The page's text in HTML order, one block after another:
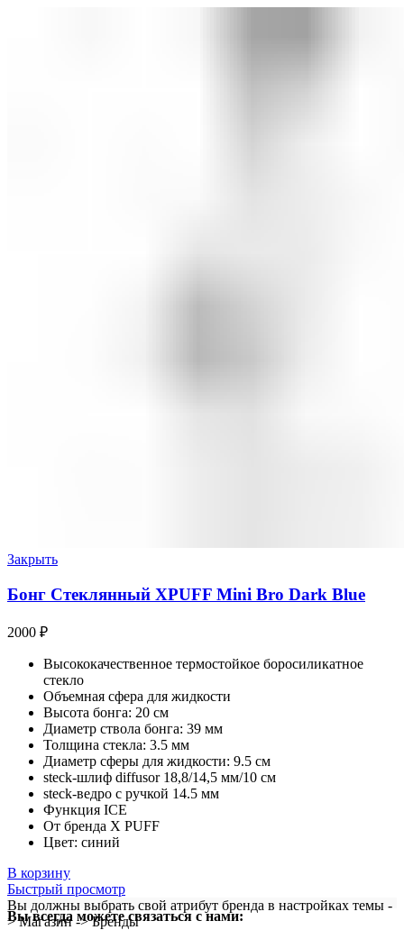
Закрыть
Бонг Стеклянный XPUFF Mini Bro Dark Blue
2000 ₽
Высококачественное термостойкое боросиликатное
стекло
Объемная сфера для жидкости
Высота бонга: 20 см
Диаметр ствола бонга: 39 мм
Толщина стекла: 3.5 мм
Диаметр сферы для жидкости: 9.5 см
steck-шлиф diffusor 18,8/14,5 мм/10 см
steck-ведро с ручкой 14.5 мм
Функция ICE
От бренда X PUFF
Цвет: синий
В корзину
Быстрый просмотр
Вы должны выбрать свой атрибут бренда в настройках темы -
> Магазин -> Бренды
Вы всегда можете связаться с нами: